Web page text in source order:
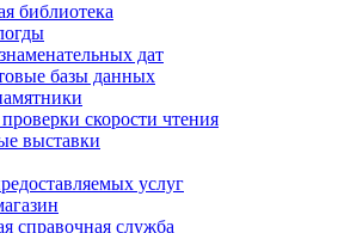
библиотека
дат
базы данных
скорости чтения
выставки
услуг
справочная служба